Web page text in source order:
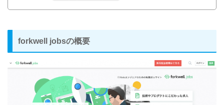
forkwell jobsの概要